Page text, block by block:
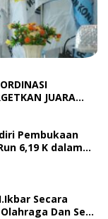
JUARA
Pembukaan
6,19 K dalam
Secara
Dan Seni